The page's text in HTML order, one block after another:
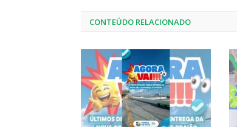
CONTEÚDO RELACIONADO